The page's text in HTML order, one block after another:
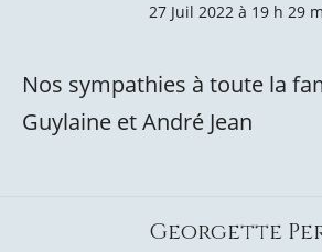
27 Juil 2022 à 19 h 29
Nos sympathies à toute la
Guylaine et André Jean
Georgette